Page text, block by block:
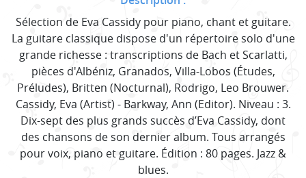
Sélection de Eva Cassidy pour piano, chant et guitare.
La guitare classique dispose d'un répertoire solo d'une
grande richesse : transcriptions de Bach et Scarlatti,
pièces d'Albéniz, Granados, Villa-Lobos (Études,
Préludes), Britten (Nocturnal), Rodrigo, Leo Brouwer.
Cassidy, Eva (Artist) - Barkway, Ann (Editor). Niveau : 3.
Dix-sept des plus grands succès d’Eva Cassidy, dont
des chansons de son dernier album. Tous arrangés
pour voix, piano et guitare. Édition : 80 pages. Jazz &
blues.